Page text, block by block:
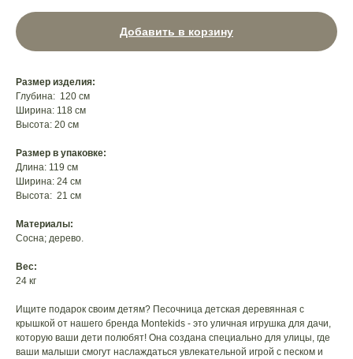
Добавить в корзину
Размер изделия:
Глубина: 120 см
Ширина: 118 см
Высота: 20 см
Размер в упаковке:
Длина: 119 см
Ширина: 24 см
Высота: 21 см
Материалы:
Сосна; дерево.
Вес:
24 кг
Ищите подарок своим детям? Песочница детская деревянная с
крышкой от нашего бренда Montekids - это уличная игрушка для дачи,
которую ваши дети полюбят! Она создана специально для улицы, где
ваши малыши смогут наслаждаться увлекательной игрой с песком и